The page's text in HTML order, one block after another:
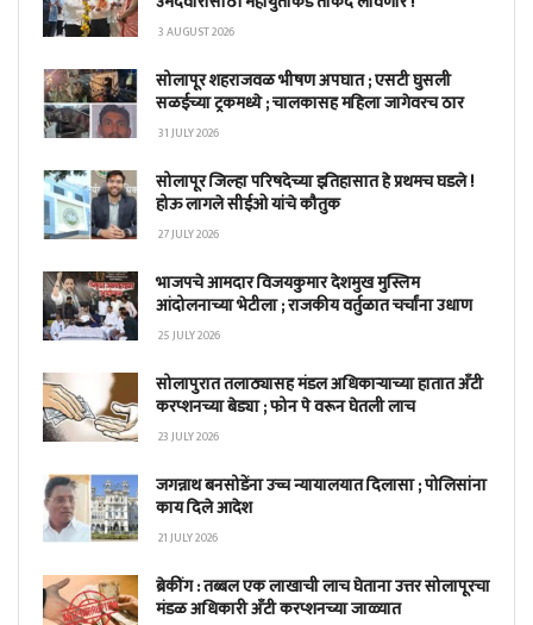
3 AUGUST 2026
सोलापूर शहराजवळ भीषण अपघात ; एसटी घुसली
सळईच्या ट्रकमध्ये ; चालकासह महिला जागेवरच ठार
31 JULY 2026
सोलापूर जिल्हा परिषदेच्या इतिहासात हे प्रथमच घडले !
होऊ लागले सीईओ यांचे कौतुक
27 JULY 2026
भाजपचे आमदार विजयकुमार देशमुख मुस्लिम
आंदोलनाच्या भेटीला ; राजकीय वर्तुळात चर्चांना उधाण
25 JULY 2026
सोलापुरात तलाठ्यासह मंडल अधिकाऱ्याच्या हातात अँटी
करप्शनच्या बेड्या ; फोन पे वरून घेतली लाच
23 JULY 2026
जगन्नाथ बनसोडेंना उच्च न्यायालयात दिलासा ; पोलिसांना
काय दिले आदेश
21 JULY 2026
ब्रेकींग : तब्बल एक लाखाची लाच घेताना उत्तर सोलापूरचा
मंडळ अधिकारी अँटी करप्शनच्या जाळ्यात